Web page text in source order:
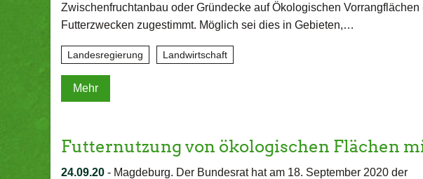
Zwischenfruchtanbau oder Gründecke auf Ökologischen Vorrangflächen
Futterzwecken zugestimmt. Möglich sei dies in Gebieten,…
Landesregierung Landwirtschaft
Mehr
Futternutzung von ökologischen Flächen
24.09.20 - Magdeburg. Der Bundesrat hat am 18. September 2020 der